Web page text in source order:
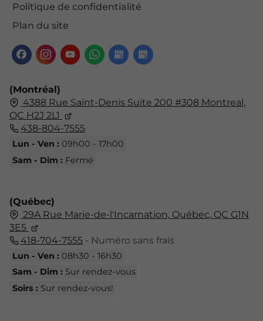
Politique de confidentialité
Plan du site
(Québec)
29A Rue Marie-de-l'Incarnation, Québec, QC G1N
3E5
418-704-7555 - Numéro sans frais
Lun - Ven : 08h30 - 16h30
Sam - Dim : Sur rendez-vous
Soirs : Sur rendez-vous!
(Montréal)
4388 Rue Saint-Denis Suite 200 #308 Montreal,
QC H2J 2L1
438-804-7555
Lun - Ven : 09h00 - 17h00
Sam - Dim : Fermé